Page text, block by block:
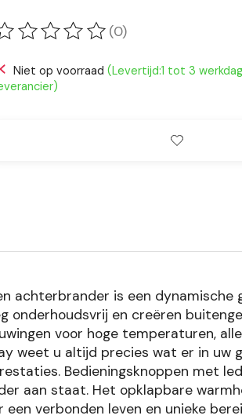
beoordeling van dit product is
(0)
Niet op voorraad (Levertijd:1 tot 3
achterbrander is een dynamische
onderhoudsvrij en creëren
voor hoge temperaturen,
weet u altijd precies wat er in uw
Bedieningsknoppen met
aan staat. Het opklapbare
verbonden leven en unieke